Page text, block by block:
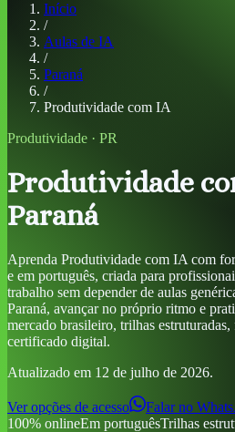
Início
/
Aulas de IA
/
Paraná
/
Produtividade com IA
Produtividade · PR
Produtividade
Paraná
Aprenda Produtividade com IA com
e em português, criada para
trabalho sem depender de aulas
Paraná, avançar no próprio ritmo e
mercado brasileiro, trilhas estruturadas,
certificado digital.
Atualizado em 12 de julho de 2026.
Ver opções de acesso
Falar no
100% onlineEm portuguêsTrilhas